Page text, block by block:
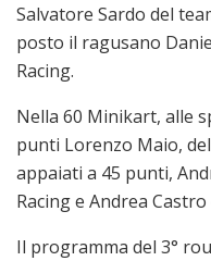
Salvatore Sardo del
posto il ragusano
Racing.
Nella 60 Minikart, alle
punti Lorenzo Maio,
appaiati a 45 punti,
Racing e Andrea
Il programma del 3°